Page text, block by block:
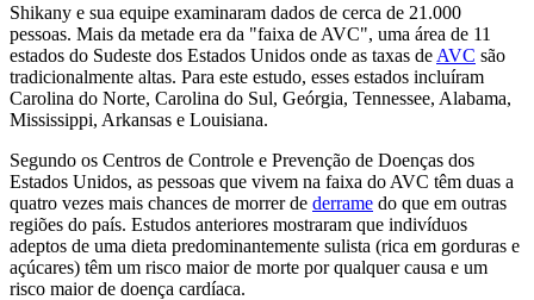
Shikany e sua equipe examinaram dados de cerca de 21.000
pessoas. Mais da metade era da "faixa de AVC", uma área de 11
estados do Sudeste dos Estados Unidos onde as taxas de AVC são
tradicionalmente altas. Para este estudo, esses estados incluíram
Carolina do Norte, Carolina do Sul, Geórgia, Tennessee, Alabama,
Mississippi, Arkansas e Louisiana.
Segundo os Centros de Controle e Prevenção de Doenças dos
Estados Unidos, as pessoas que vivem na faixa do AVC têm duas a
quatro vezes mais chances de morrer de derrame do que em outras
regiões do país. Estudos anteriores mostraram que indivíduos
adeptos de uma dieta predominantemente sulista (rica em gorduras e
açúcares) têm um risco maior de morte por qualquer causa e um
risco maior de doença cardíaca.